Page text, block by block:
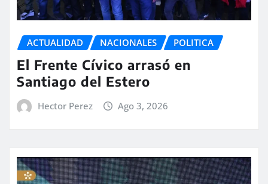
ACTUALIDAD NACIONALES POLITICA
El Frente Cívico arrasó en
Santiago del Estero
Hector Perez Ago 3, 2026